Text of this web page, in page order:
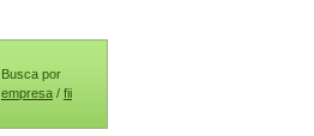
Busca por
empresa / fii